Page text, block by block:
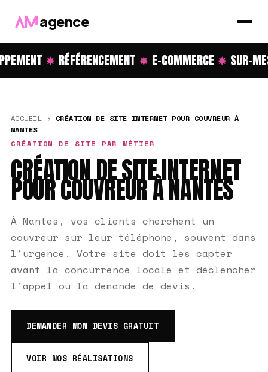
agence
✸RÉFÉRENCEMENT✸E-COMMERCE✸SUR-
ACCUEIL › CRÉATION DE SITE INTERNET POUR COUVREUR À
NANTES
CRÉATION DE SITE PAR MÉTIER
CRÉATION DE SITE INTERNET
POUR COUVREUR À NANTES
À Nantes, vos clients cherchent un
couvreur sur leur téléphone, souvent dans
l'urgence. Votre site doit les capter
avant la concurrence locale et déclencher
l'appel ou la demande de devis.
DEMANDER MON DEVIS GRATUIT
VOIR NOS RÉALISATIONS